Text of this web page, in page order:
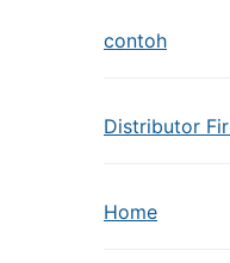
contoh
Distributor
Home